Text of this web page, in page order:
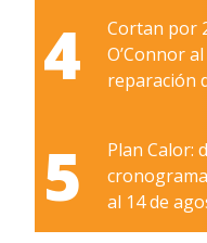
4
Cortan por
O’Connor
reparación
5
Plan Calor:
al 14 de